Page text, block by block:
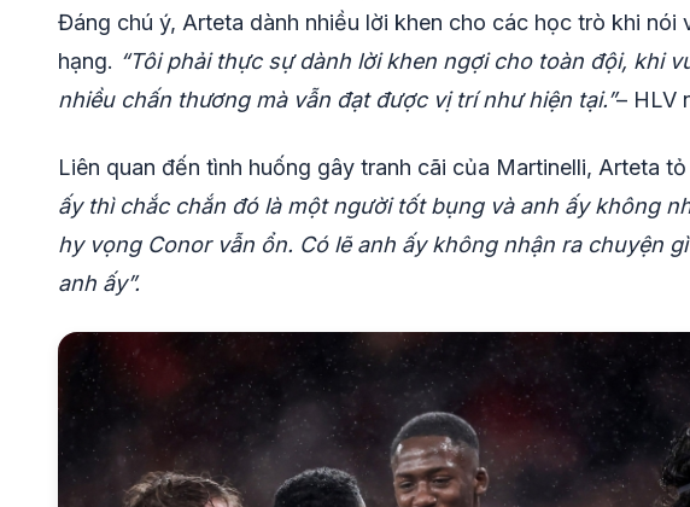
Đáng chú ý, Arteta dành nhiều lời khen cho các học trò khi nói
hạng. “Tôi phải thực sự dành lời khen ngợi cho toàn đội, khi
nhiều chấn thương mà vẫn đạt được vị trí như hiện tại.”– HLV
Liên quan đến tình huống gây tranh cãi của Martinelli, Arteta
ấy thì chắc chắn đó là một người tốt bụng và anh ấy không
hy vọng Conor vẫn ổn. Có lẽ anh ấy không nhận ra chuyện
anh ấy”.